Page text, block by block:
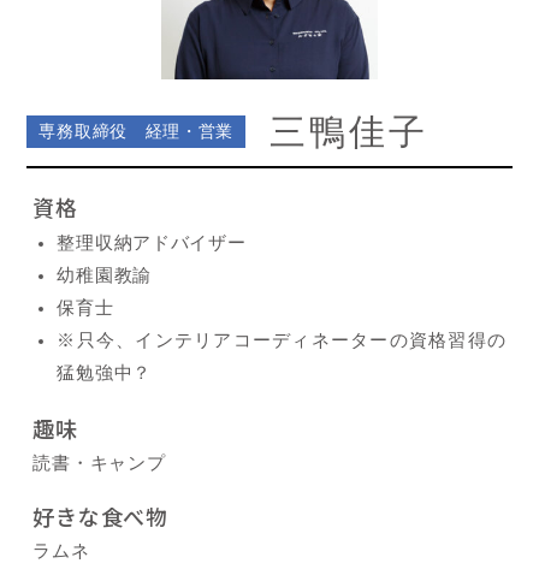
専務取締役 経理・営業 三鴨佳子
資格
整理収納アドバイザー
幼稚園教諭
保育士
※只今、インテリアコーディネーターの資格習得の
猛勉強中？
趣味
読書・キャンプ
好きな食べ物
ラムネ